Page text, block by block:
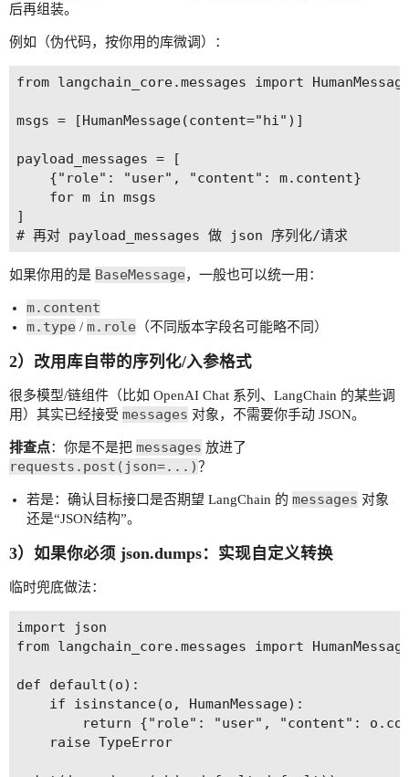
后再组装。
例如（伪代码，按你用的库微调）：
from langchain_core.messages import
msgs = [HumanMessage(content="hi")]
payload_messages = [
    {"role": "user", "content": m.content}
    for m in msgs
]
# 再对 payload_messages 做 json 序列化/请求
如果你用的是 BaseMessage，一般也可以统一用：
m.content
m.type / m.role （不同版本字段名可能略不同）
2）改用库自带的序列化/入参格式
很多模型/链组件（比如 OpenAI Chat 系列、LangChain 的某些调
用）其实已经接受 messages 对象，不需要你手动 JSON。
排查点：你是不是把 messages 放进了
requests.post(json=...)？
若是：确认目标接口是否期望 LangChain 的 messages 对象
还是“JSON结构”。
3）如果你必须 json.dumps：实现自定义转换
临时兜底做法：
import json
from langchain_core.messages import
def default(o):
    if isinstance(o, HumanMessage):
return {"role": "user", "content":
    raise TypeError